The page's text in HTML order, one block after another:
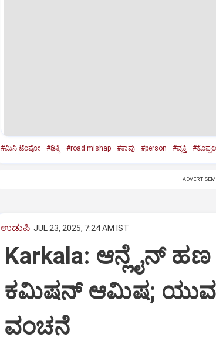
#ಮಿನಿ ಟೆಂಪೋ #ಢಿಕ್ಕಿ #road mishap #ಕಾಪು #person #ವ್ಯಕ್ತಿ
ಉಡುಪಿ JUL 23, 2025, 7:24 AM IST
Karkala: ಆನ್ಲೈನ್‌
ಕಮಿಷನ್‌ ಆಮಿಷ;
ವಂಚನೆ